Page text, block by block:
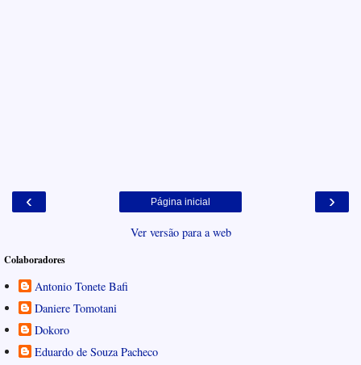
‹ ›
Página inicial
Ver versão para a web
Colaboradores
Antonio Tonete Bafi
Daniere Tomotani
Dokoro
Eduardo de Souza Pacheco